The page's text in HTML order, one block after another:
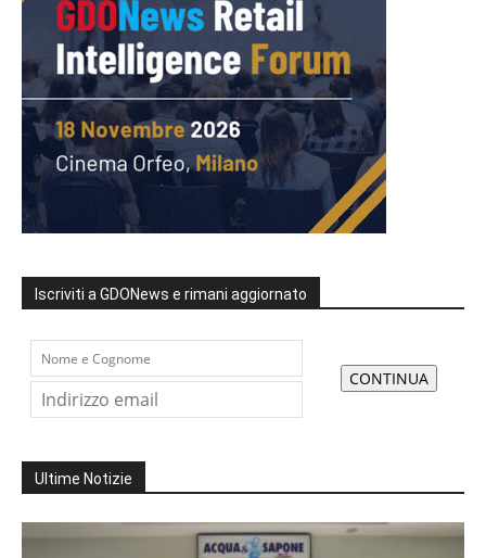
Iscriviti a GDONews e rimani aggiornato
Ultime Notizie